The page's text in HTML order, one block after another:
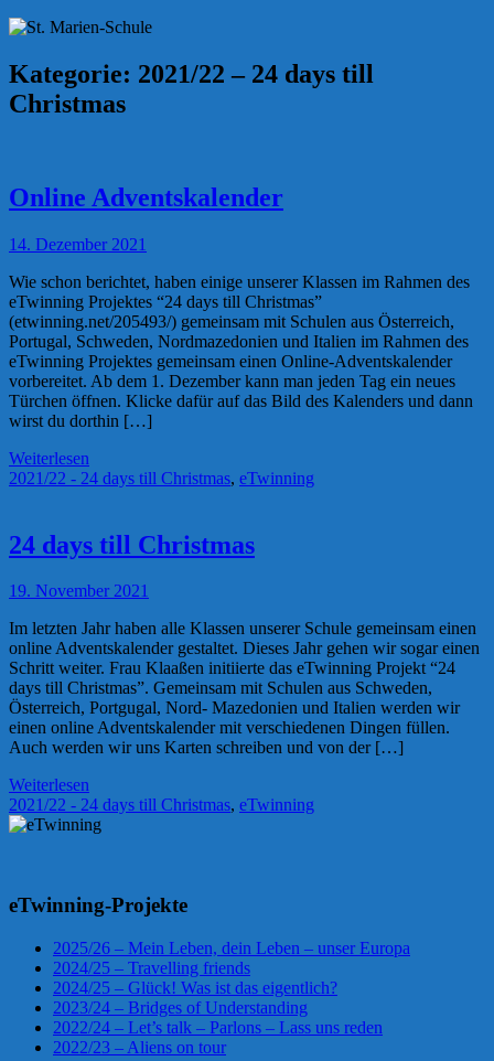
Kategorie: 2021/22 – 24 days till
Christmas
Online Adventskalender
14. Dezember 2021
Wie schon berichtet, haben einige unserer Klassen im Rahmen des
eTwinning Projektes “24 days till Christmas”
(etwinning.net/205493/) gemeinsam mit Schulen aus Österreich,
Portugal, Schweden, Nordmazedonien und Italien im Rahmen des
eTwinning Projektes gemeinsam einen Online-Adventskalender
vorbereitet. Ab dem 1. Dezember kann man jeden Tag ein neues
Türchen öffnen. Klicke dafür auf das Bild des Kalenders und dann
wirst du dorthin […]
Weiterlesen
2021/22 - 24 days till Christmas, eTwinning
24 days till Christmas
19. November 2021
Im letzten Jahr haben alle Klassen unserer Schule gemeinsam einen
online Adventskalender gestaltet. Dieses Jahr gehen wir sogar einen
Schritt weiter. Frau Klaaßen initiierte das eTwinning Projekt “24
days till Christmas”. Gemeinsam mit Schulen aus Schweden,
Österreich, Portgugal, Nord- Mazedonien und Italien werden wir
einen online Adventskalender mit verschiedenen Dingen füllen.
Auch werden wir uns Karten schreiben und von der […]
Weiterlesen
2021/22 - 24 days till Christmas, eTwinning
eTwinning-Projekte
2025/26 – Mein Leben, dein Leben – unser Europa
2024/25 – Travelling friends
2024/25 – Glück! Was ist das eigentlich?
2023/24 – Bridges of Understanding
2022/24 – Let’s talk – Parlons – Lass uns reden
2022/23 – Aliens on tour